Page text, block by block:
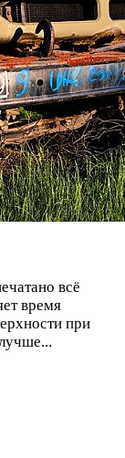
всё
время
при